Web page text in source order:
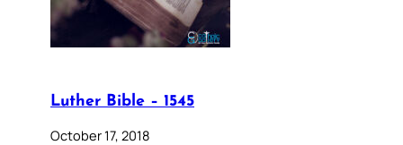
Luther Bible – 1545
October 17, 2018